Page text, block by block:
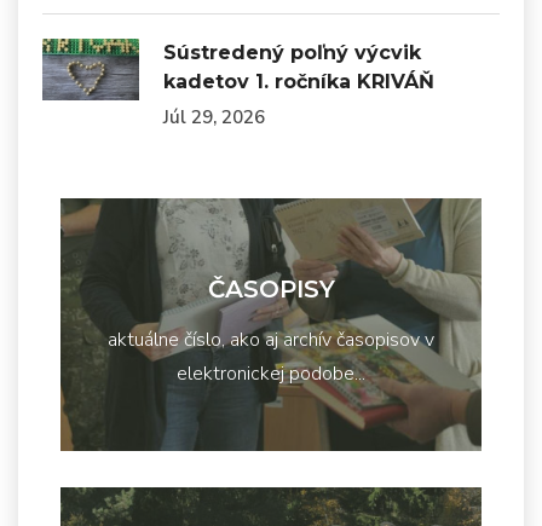
Sústredený poľný výcvik
kadetov 1. ročníka KRIVÁŇ
Júl 29, 2026
ČASOPISY
aktuálne číslo, ako aj archív časopisov v
elektronickej podobe...